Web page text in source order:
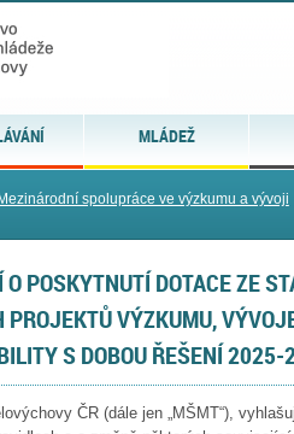
MLÁDEŽ
Mezinárodní spolupráce ve výzkumu a vývoji
POSKYTNUTÍ DOTACE ZE
PROJEKTŮ VÝZKUMU,
S DOBOU ŘEŠENÍ
ČR (dále jen „MŠMT“),